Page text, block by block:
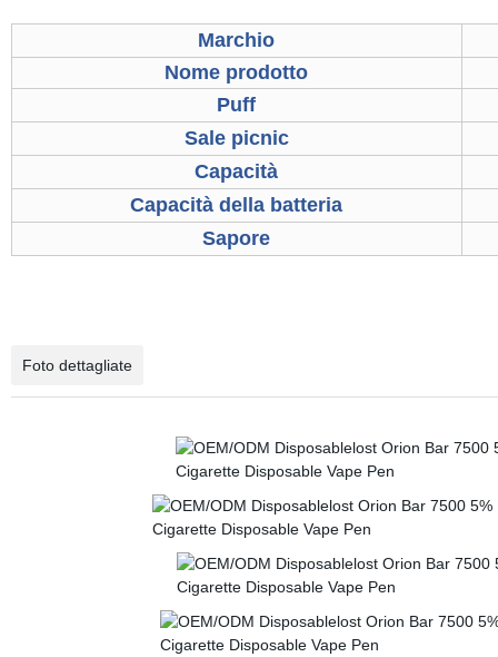
Marchio
Nome prodotto
Puff
Sale picnic
Capacità
Capacità della batteria
Sapore
Foto dettagliate